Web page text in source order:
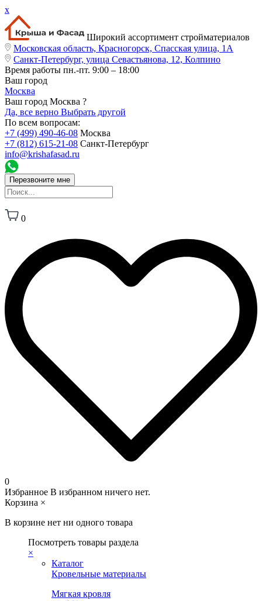
x
Широкий ассортимент стройматериалов
Московская область, Красногорск, Спасская улица, 1А
Санкт-Петербург, улица Севастьянова, 12, Колпино
Время работы пн.-пт. 9:00 – 18:00
Ваш город
Москва
Ваш город Москва ?
Да, все верно Выбрать другой
По всем вопросам:
+7 (499) 490-46-08 Москва
+7 (812) 615-21-08 Санкт-Петербург
info@krishafasad.ru
Перезвоните мне
0
0
Избранное В избранном ничего нет.
Корзина ×
В корзине нет ни одного товара
Посмотреть товары раздела
×
Каталог
Кровельные материалы
Мягкая кровля